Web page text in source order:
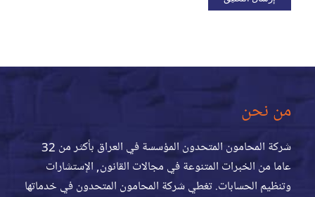
من نحن
شركة المحامون المتحدون المؤسسة في العراق بأكثر من 32
عاما من الخبرات المتنوعة في مجالات القانون, الإستشارات
وتنظيم الحسابات. تغطي شركة المحامون المتحدون في خدماتها